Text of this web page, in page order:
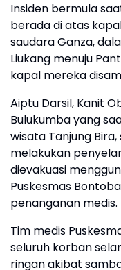
Insiden bermula
berada di atas
saudara Ganza,
Liukang menuju
kapal mereka
Aiptu Darsil, Kanit
Bulukumba yang
wisata Tanjung
melakukan
dievakuasi
Puskesmas
penanganan medis.
Tim medis
seluruh korban
ringan akibat